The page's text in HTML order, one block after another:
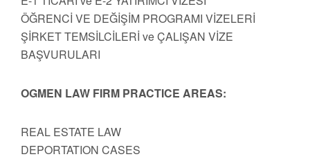
ÖĞRENCİ VE DEĞİŞİM PROGRAMI VİZELERİ
ŞİRKET TEMSİLCİLERİ ve ÇALIŞAN VİZE
BAŞVURULARI
OGMEN LAW FIRM PRACTICE AREAS:
REAL ESTATE LAW
DEPORTATION CASES